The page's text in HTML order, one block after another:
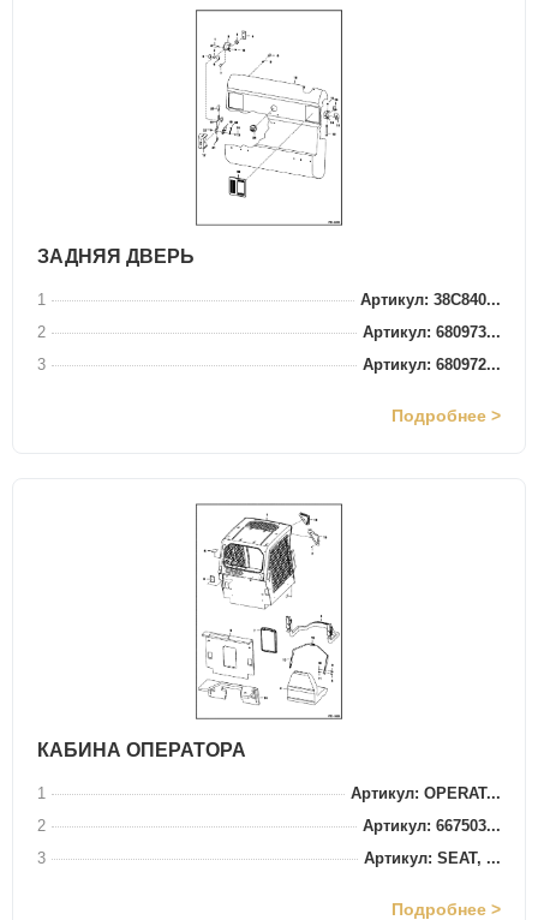
ЗАДНЯЯ ДВЕРЬ
1
Артикул: 38C840...
2
Артикул: 680973...
3
Артикул: 680972...
Подробнее >
КАБИНА ОПЕРАТОРА
1
Артикул: OPERAT...
2
Артикул: 667503...
3
Артикул: SEAT, ...
Подробнее >